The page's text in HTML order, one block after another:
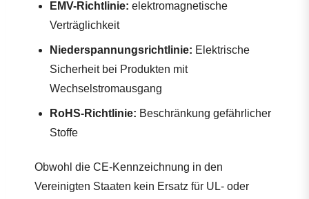
EMV-Richtlinie: elektromagnetische
Verträglichkeit
Niederspannungsrichtlinie: Elektrische
Sicherheit bei Produkten mit
Wechselstromausgang
RoHS-Richtlinie: Beschränkung gefährlicher
Stoffe
Obwohl die CE-Kennzeichnung in den
Vereinigten Staaten kein Ersatz für UL- oder